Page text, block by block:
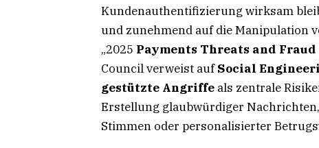
Kundenauthentifizierung wirksam
und zunehmend auf die Manipulation
„2025 Payments Threats and
Council verweist aufSocial
gestützte Angriffe als zentrale
Erstellung glaubwürdiger
Stimmen oder personalisierter